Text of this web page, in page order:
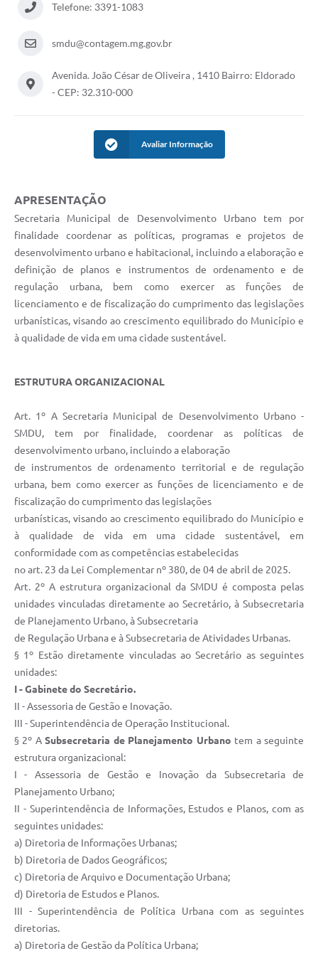
Telefone: 3391-1083
smdu@contagem.mg.gov.br
Avenida. João César de Oliveira , 1410 Bairro: Eldorado
- CEP: 32.310-000
Avaliar Informação
APRESENTAÇÃO
Secretaria Municipal de Desenvolvimento Urbano tem por
finalidade coordenar as políticas, programas e projetos de
desenvolvimento urbano e habitacional, incluindo a elaboração e
definição de planos e instrumentos de ordenamento e de
regulação urbana, bem como exercer as funções de
licenciamento e de fiscalização do cumprimento das legislações
urbanísticas, visando ao crescimento equilibrado do Município e
à qualidade de vida em uma cidade sustentável.
ESTRUTURA ORGANIZACIONAL
Art. 1º A Secretaria Municipal de Desenvolvimento Urbano -
SMDU, tem por finalidade, coordenar as políticas de
desenvolvimento urbano, incluindo a elaboração
de instrumentos de ordenamento territorial e de regulação
urbana, bem como exercer as funções de licenciamento e de
fiscalização do cumprimento das legislações
urbanísticas, visando ao crescimento equilibrado do Município e
à qualidade de vida em uma cidade sustentável, em
conformidade com as competências estabelecidas
no art. 23 da Lei Complementar nº 380, de 04 de abril de 2025.
Art. 2º A estrutura organizacional da SMDU é composta pelas
unidades vinculadas diretamente ao Secretário, à Subsecretaria
de Planejamento Urbano, à Subsecretaria
de Regulação Urbana e à Subsecretaria de Atividades Urbanas.
§ 1º Estão diretamente vinculadas ao Secretário as seguintes
unidades:
I - Gabinete do Secretário.
II - Assessoria de Gestão e Inovação.
III - Superintendência de Operação Institucional.
§ 2º ASubsecretaria de Planejamento Urbano tem a seguinte
estrutura organizacional:
I - Assessoria de Gestão e Inovação da Subsecretaria de
Planejamento Urbano;
II - Superintendência de Informações, Estudos e Planos, com as
seguintes unidades:
a) Diretoria de Informações Urbanas;
b) Diretoria de Dados Geográficos;
c) Diretoria de Arquivo e Documentação Urbana;
d) Diretoria de Estudos e Planos.
III - Superintendência de Política Urbana com as seguintes
diretorias.
a) Diretoria de Gestão da Política Urbana;